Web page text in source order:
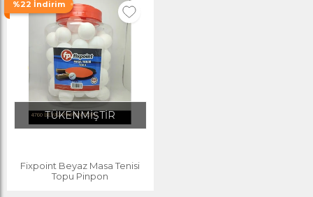
%22 İndirim
TÜKENMİŞTİR
Fixpoint Beyaz Masa Tenisi
Topu Pinpon